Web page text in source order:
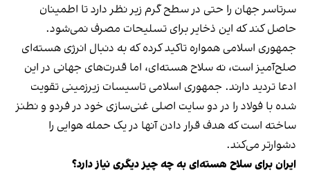
سرتاسر جهان را حتی در سطح گرم زیر نظر دارد تا اطمینان
حاصل کند که این ذخایر برای تسلیحات مصرف نمی‌شود.
جمهوری اسلامی همواره تاکید کرده که به دنبال انرژی هسته‌ای
صلح‌آمیز است، نه سلاح هسته‌ای، اما قدرت‌های جهانی در این
ادعا تردید دارند. جمهوری اسلامی تاسیسات زیرزمینی تقویت
شده با فولاد را در دو سایت اصلی غنی‌سازی خود در فردو و نطنز
ساخته است که هدف قرار دادن آنها در یک حمله هوایی را
دشوارتر می‌کند.
ایران برای سلاح هسته‌ای به چه چیز دیگری نیاز دارد؟